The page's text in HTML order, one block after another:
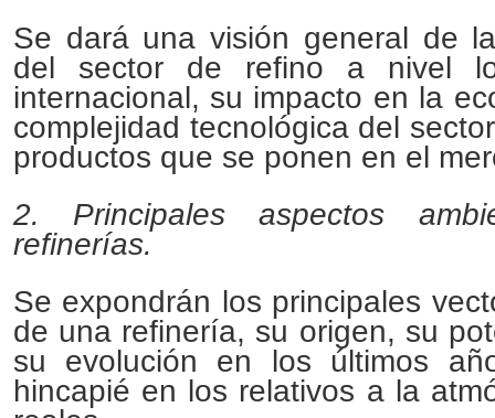
Se dará una visión general de
del sector de refino a nivel
internacional, su impacto en la
complejidad tecnológica del
productos que se ponen en el
2. Principales aspectos
refinerías.
Se expondrán los principales
de una refinería, su origen, su
su evolución en los últimos
hincapié en los relativos a la